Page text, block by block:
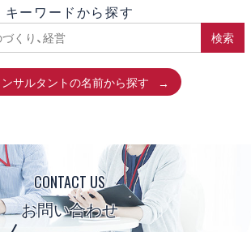
キーワードから探す
検索
ンサルタントの名前から探す
CONTACT US
お問い合わせ